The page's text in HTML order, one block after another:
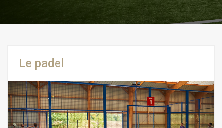
Le padel
Previous Next